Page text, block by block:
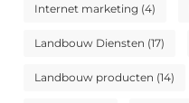
Internet marketing (4)
Landbouw Diensten (17)
Landbouw producten (14)